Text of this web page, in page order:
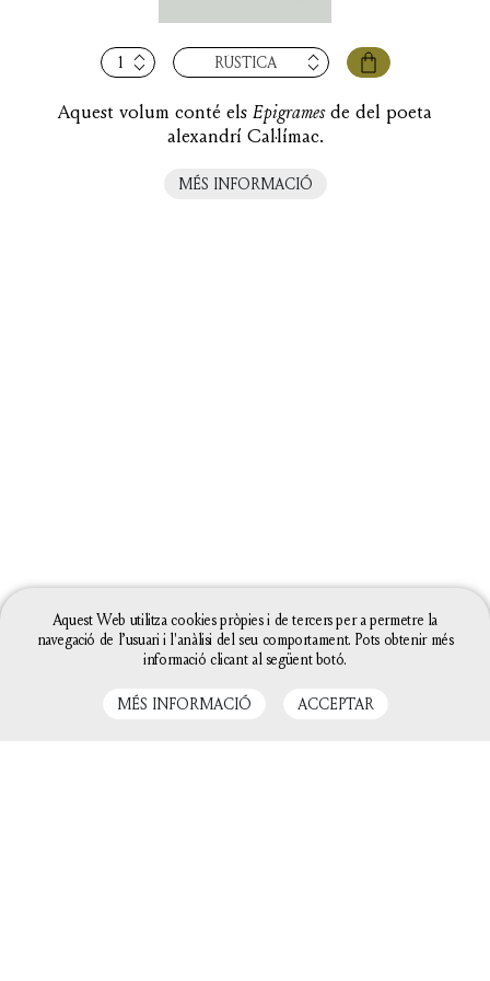
quantitat
de
Epigrames
RÚSTICA
Aquest volum conté els Epigramesde del poeta
alexandrí Cal·límac.
MÉS INFORMACIÓ
Aquest Web utilitza cookies pròpies i de tercers per a permetre la
navegació de l’usuari i l'anàlisi del seu comportament. Pots obtenir més
informació clicant al següent botó.
MÉS INFORMACIÓ ACCEPTAR